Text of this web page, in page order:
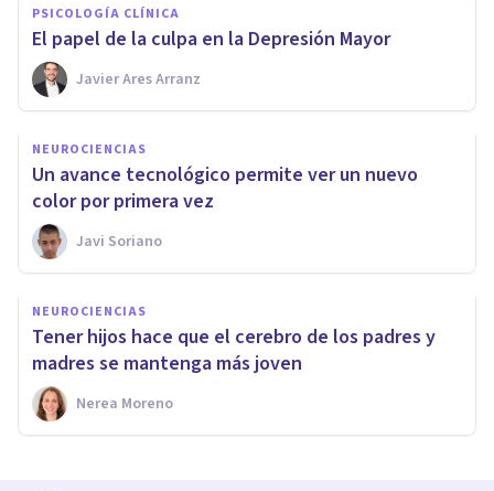
PSICOLOGÍA CLÍNICA
El papel de la culpa en la Depresión Mayor
Javier Ares Arranz
NEUROCIENCIAS
Un avance tecnológico permite ver un nuevo
color por primera vez
Javi Soriano
NEUROCIENCIAS
Tener hijos hace que el cerebro de los padres y
madres se mantenga más joven
Nerea Moreno